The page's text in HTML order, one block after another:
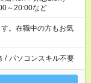
～20:00など
。在職中の方もお気
/ パソコンスキル不要